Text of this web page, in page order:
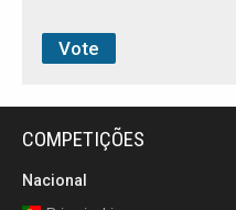
COMPETIÇÕES
Nacional